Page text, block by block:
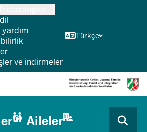
ve indirmeler
Türkçe
AILELER IÇIN
ŞIRKETLER/BELEDIYELER IÇIN
Aileler